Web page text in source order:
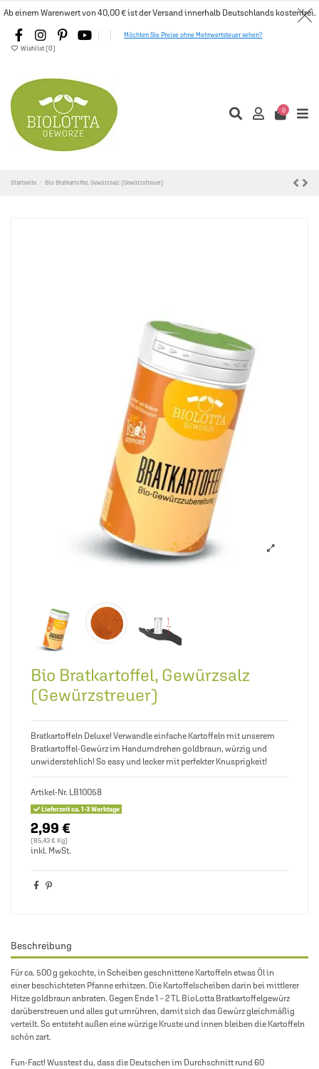
Ab einem Warenwert von 40,00 € ist der Versand innerhalb Deutschlands kostenfrei.
Möchten Sie Preise ohne Mehrwertsteuer sehen?
Wishlist (0)
0
Startseite Bio Bratkartoffel, Gewürzsalz (Gewürzstreuer)
Bio Bratkartoffel, Gewürzsalz
(Gewürzstreuer)
Bratkartoffeln Deluxe! Verwandle einfache Kartoffeln mit unserem
Bratkartoffel-Gewürz im Handumdrehen goldbraun, würzig und
unwiderstehlich! So easy und lecker mit perfekter Knusprigkeit!
Artikel-Nr. LB10058
Lieferzeit ca. 1-3 Werktage
2,99 €
(85,43 € Kg)
inkl. MwSt.
Beschreibung
Für ca. 500 g gekochte, in Scheiben geschnittene Kartoffeln etwas Öl in
einer beschichteten Pfanne erhitzen. Die Kartoffelscheiben darin bei mittlerer
Hitze goldbraun anbraten. Gegen Ende 1 – 2 TL BioLotta Bratkartoffelgewürz
darüberstreuen und alles gut umrühren, damit sich das Gewürz gleichmäßig
verteilt. So entsteht außen eine würzige Kruste und innen bleiben die Kartoffeln
schön zart.
Fun-Fact! Wusstest du, dass die Deutschen im Durchschnitt rund 60